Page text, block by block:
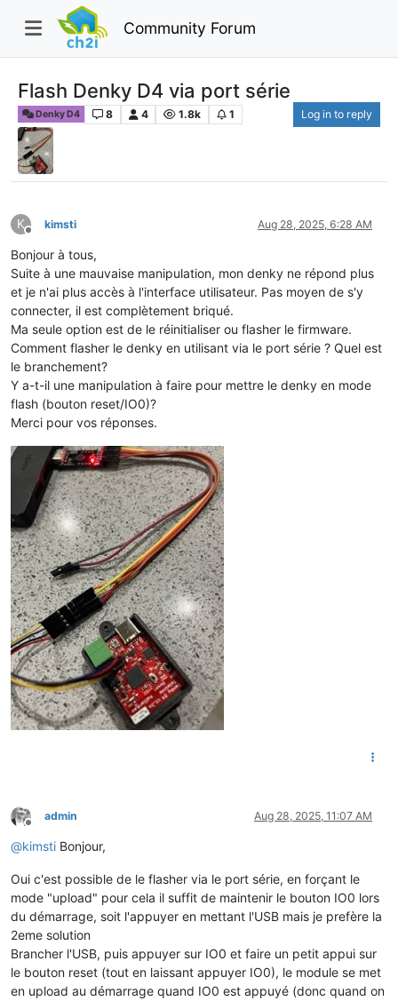
Community Forum
Flash Denky D4 via port série
Denky D4 8 4 1.8k 1 Log in to reply
K
Offline
kimsti Aug 28, 2025, 6:28 AM
Bonjour à tous,
Suite à une mauvaise manipulation, mon denky ne répond plus
et je n'ai plus accès à l'interface utilisateur. Pas moyen de s'y
connecter, il est complètement briqué.
Ma seule option est de le réinitialiser ou flasher le firmware.
Comment flasher le denky en utilisant via le port série ? Quel est
le branchement?
Y a-t-il une manipulation à faire pour mettre le denky en mode
flash (bouton reset/IO0)?
Merci pour vos réponses.
Offline
admin Aug 28, 2025, 11:07 AM
@kimsti Bonjour,
Oui c'est possible de le flasher via le port série, en forçant le
mode "upload" pour cela il suffit de maintenir le bouton IO0 lors
du démarrage, soit l'appuyer en mettant l'USB mais je prefère la
2eme solution
Brancher l'USB, puis appuyer sur IO0 et faire un petit appui sur
le bouton reset (tout en laissant appuyer IO0), le module se met
en upload au démarrage quand IO0 est appuyé (donc quand on